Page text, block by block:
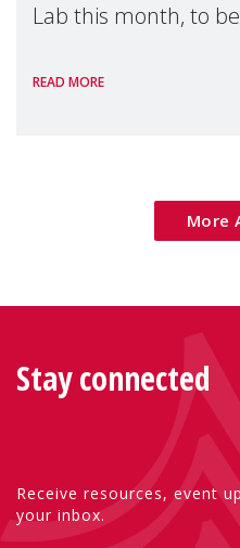
Lab this month, to
align="alignleft"
READ MORE
More
Stay connected
Receive resources, event
your inbox.